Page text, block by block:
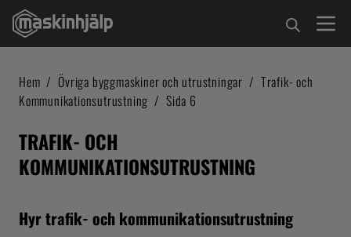
Hem / Övriga byggmaskiner och utrustningar / Trafik- och
Kommunikationsutrustning / Sida 6
TRAFIK- OCH
KOMMUNIKATIONSUTRUSTNING
Hyr trafik- och kommunikationsutrustning